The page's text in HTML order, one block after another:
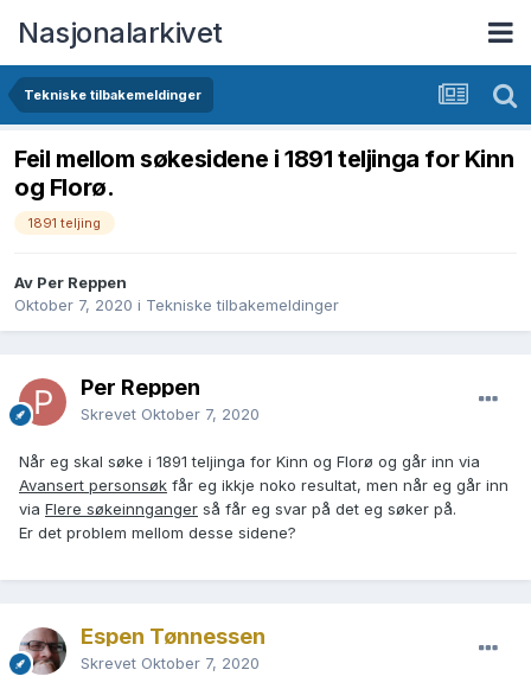
Nasjonalarkivet
Tekniske tilbakemeldinger
Feil mellom søkesidene i 1891 teljinga for Kinn
og Florø.
1891 teljing
Av Per Reppen
Oktober 7, 2020 i Tekniske tilbakemeldinger
Per Reppen
Skrevet Oktober 7, 2020
Når eg skal søke i 1891 teljinga for Kinn og Florø og går inn via
Avansert personsøk får eg ikkje noko resultat, men når eg går inn
via Flere søkeinnganger så får eg svar på det eg søker på.
Er det problem mellom desse sidene?
Espen Tønnessen
Skrevet Oktober 7, 2020